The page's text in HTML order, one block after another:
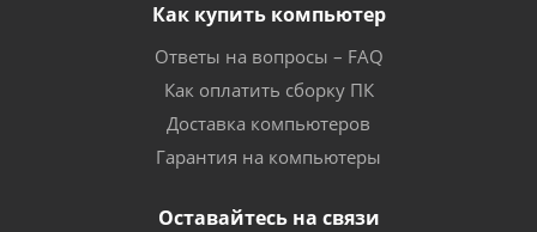
Как купить компьютер
Ответы на вопросы – FAQ
Как оплатить сборку ПК
Доставка компьютеров
Гарантия на компьютеры
Оставайтесь на связи